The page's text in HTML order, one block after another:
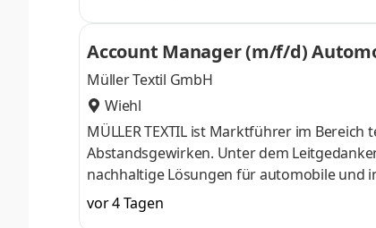
Account Manager (m/f/d)
Müller Textil GmbH
Wiehl
MÜLLER TEXTIL ist Marktführer im
Abstandsgewirken. Unter dem
nachhaltige Lösungen für automobile und
international an Standorten in Deutschland,
der Türkei vertreten.
vor 4 Tagen